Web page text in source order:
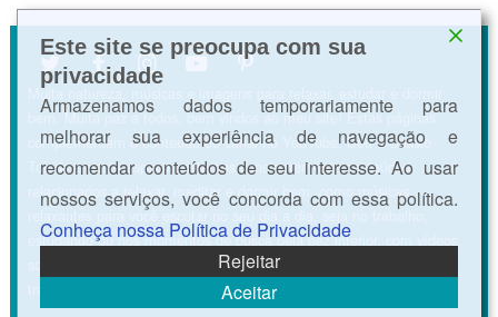
Muita natureza, músicas e imagens para relaxar, estudar e dormir
bem. Muita paz a todos, bem vindos ao meu site! Estas páginas
complementam o conteúdo do canal no YouTube. Sou o Cássio
Toledo e neste espaço postamos constantemente conteúdos
relacionados a relaxar, meditar e dormir bem, como músicas
relaxantes para você escutar no seu dia a dia, seja no trabalho,
estudando ou nos momentos de busca pela paz interior, com vídeos,
sons da natureza, ASMR e músicas para acalmar a mente e
Este site se preocupa com sua
privacidade
Armazenamos dados temporariamente para
melhorar sua experiência de navegação e
recomendar conteúdos de seu interesse. Ao usar
nossos serviços, você concorda com essa política.
Conheça nossa Política de Privacidade
Rejeitar
Aceitar